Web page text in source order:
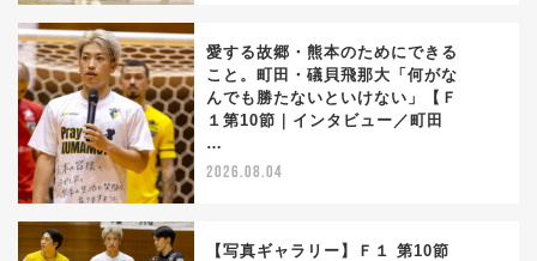
愛する故郷・熊本のためにできる
こと。町田・礒貝飛那大「何がな
んでも勝たないといけない」【Ｆ
１第10節｜インタビュー／町田
…
2026.08.04
【写真ギャラリー】Ｆ１ 第10節